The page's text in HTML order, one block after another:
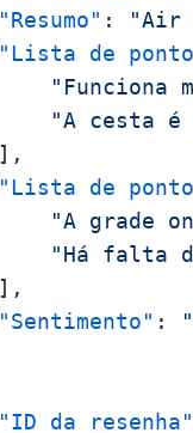
"Resumo" :
"Air
"Lista de
"Funciona
"A cesta
] ,
"Lista de
"A grade
"Há falta
] ,
"Sentimento" :
"ID da resenha"